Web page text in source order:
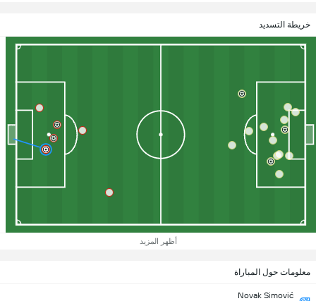
خريطة التسديد
أظهر المزيد
معلومات حول المباراة
Novak Simović